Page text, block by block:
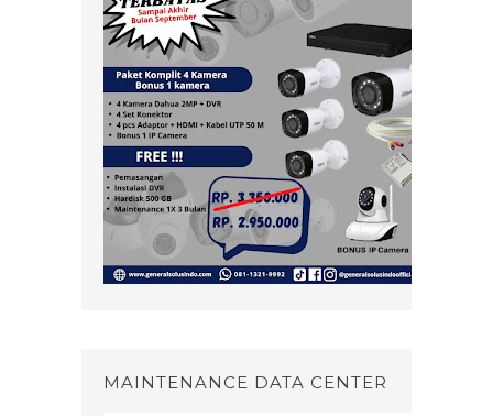
MAINTENANCE DATA CENTER